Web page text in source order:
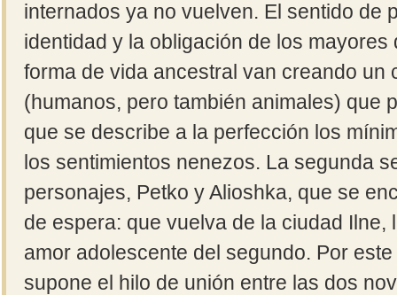
internados ya no vuelven. El sentido de
identidad y la obligación de los
forma de vida ancestral van creando un
(humanos, pero también animales) que
que se describe a la perfección los
los sentimientos nenezos. La segunda
personajes, Petko y Alioshka, que se
de espera: que vuelva de la ciudad Ilne,
amor adolescente del segundo. Por
supone el hilo de unión entre las dos